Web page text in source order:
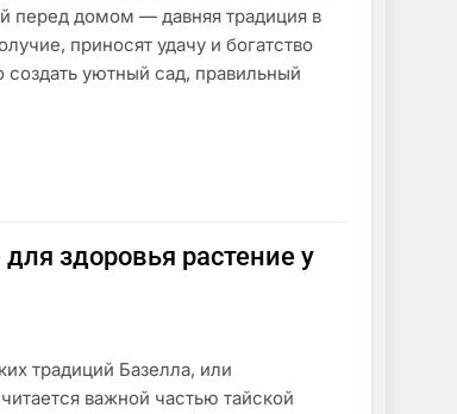
перед домом — давняя традиция в
приносят удачу и богатство
уютный сад, правильный
здоровья растение у
традиций Базелла, или
важной частью тайской